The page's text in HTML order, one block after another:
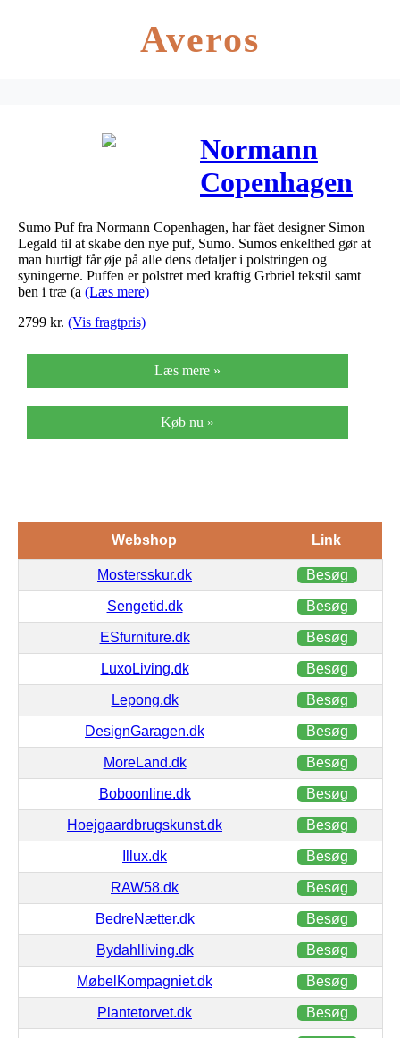
Averos
Normann
Copenhagen
Sumo Puf
(Orange)
Sumo Puf fra Normann Copenhagen, har fået designer Simon
Legald til at skabe den nye puf, Sumo. Sumos enkelthed gør at
man hurtigt får øje på alle dens detaljer i polstringen og
syningerne. Puffen er polstret med kraftig Grbriel tekstil samt
ben i træ (a (Læs mere)
2799 kr. (Vis fragtpris)
Læs mere »
Køb nu »
Webshop Link
Mostersskur.dk Besøg
Sengetid.dk Besøg
ESfurniture.dk Besøg
LuxoLiving.dk Besøg
Lepong.dk Besøg
DesignGaragen.dk Besøg
MoreLand.dk Besøg
Boboonline.dk Besøg
Hoejgaardbrugskunst.dk Besøg
Illux.dk Besøg
RAW58.dk Besøg
BedreNætter.dk Besøg
Bydahlliving.dk Besøg
MøbelKompagniet.dk Besøg
Plantetorvet.dk Besøg